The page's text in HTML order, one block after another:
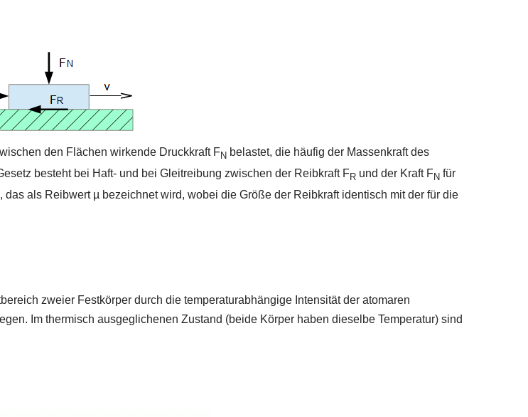
den Flächen wirkende Druckkraft FN belastet, die häufig der Massenkraft des
besteht bei Haft- und bei Gleitreibung zwischen der Reibkraft FR und der Kraft FN für
als Reibwert µ bezeichnet wird, wobei die Größe der Reibkraft identisch mit der für die
zweier Festkörper durch die temperaturabhängige Intensität der atomaren
Im thermisch ausgeglichenen Zustand (beide Körper haben dieselbe Temperatur) sind